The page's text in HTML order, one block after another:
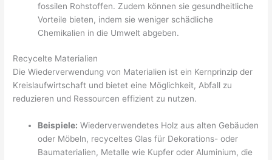
fossilen Rohstoffen. Zudem können sie gesundheitliche
Vorteile bieten, indem sie weniger schädliche
Chemikalien in die Umwelt abgeben.
Recycelte Materialien
Die Wiederverwendung von Materialien ist ein Kernprinzip der
Kreislaufwirtschaft und bietet eine Möglichkeit, Abfall zu
reduzieren und Ressourcen effizient zu nutzen.
Beispiele: Wiederverwendetes Holz aus alten Gebäuden
oder Möbeln, recyceltes Glas für Dekorations- oder
Baumaterialien, Metalle wie Kupfer oder Aluminium, die